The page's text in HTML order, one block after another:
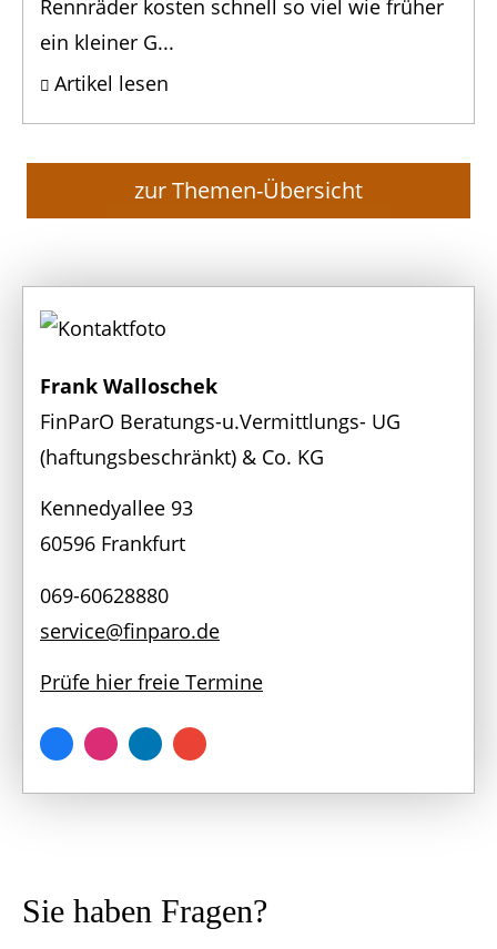
Rennräder kosten schnell so viel wie früher
ein kleiner G...
Artikel lesen
zur Themen-Übersicht
Frank Walloschek
FinParO Beratungs-u.Vermittlungs- UG
(haftungsbeschränkt) & Co. KG
Kennedyallee 93
60596 Frankfurt
069-60628880
service@finparo.de
Prüfe hier freie Termine
Sie haben Fragen?